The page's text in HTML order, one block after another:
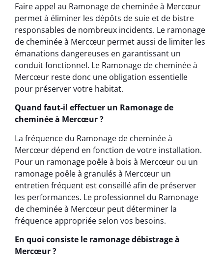
Faire appel au Ramonage de cheminée à Mercœur
permet à éliminer les dépôts de suie et de bistre
responsables de nombreux incidents. Le ramonage
de cheminée à Mercœur permet aussi de limiter les
émanations dangereuses en garantissant un
conduit fonctionnel. Le Ramonage de cheminée à
Mercœur reste donc une obligation essentielle
pour préserver votre habitat.
Quand faut-il effectuer un Ramonage de
cheminée à Mercœur ?
La fréquence du Ramonage de cheminée à
Mercœur dépend en fonction de votre installation.
Pour un ramonage poêle à bois à Mercœur ou un
ramonage poêle à granulés à Mercœur un
entretien fréquent est conseillé afin de préserver
les performances. Le professionnel du Ramonage
de cheminée à Mercœur peut déterminer la
fréquence appropriée selon vos besoins.
En quoi consiste le ramonage débistrage à
Mercœur ?